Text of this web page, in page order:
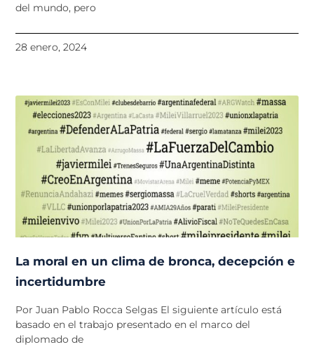
del mundo, pero
28 enero, 2024
La moral en un clima de bronca, decepción e
incertidumbre
Por Juan Pablo Rocca Selgas El siguiente artículo está
basado en el trabajo presentado en el marco del
diplomado de